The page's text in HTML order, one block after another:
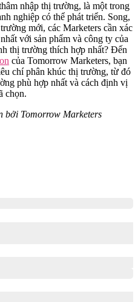
nhập thị trường, là một trong
nghiệp có thể phát triển. Song,
mới, các Marketers cần xác
với sản phẩm và công ty của
thị trường thích hợp nhất? Đến
của Tomorrow Marketers, bạn
chí phân khúc thị trường, từ đó
phù hợp nhất và cách định vị
chọn.
bởi Tomorrow Marketers